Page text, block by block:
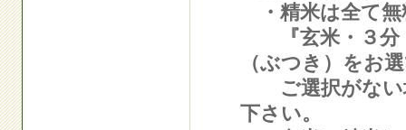
・精米は全て無
『玄米・３分
（ぶつき）をお
ご選択がない
下さい。